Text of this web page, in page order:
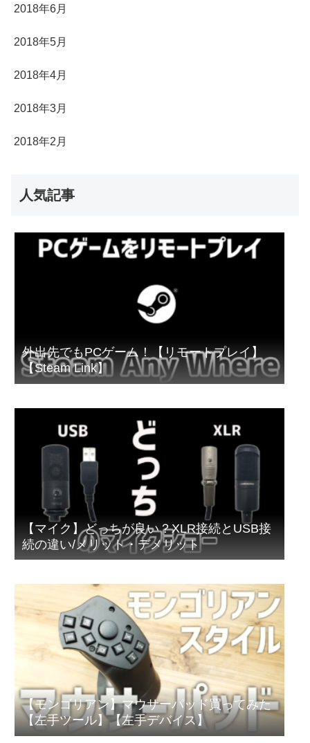
2018年6月
2018年5月
2018年4月
2018年3月
2018年2月
人気記事
外出先でもPCゲーム！【リモートプレイ】
【Steam Link】
【マイク】どっちが良い？XLR接続とUSB接
続の違い/メリット・デメリット
【モンゴリアン】マウサーパッド買ってみた
【左手ツール】【左手デバイス】